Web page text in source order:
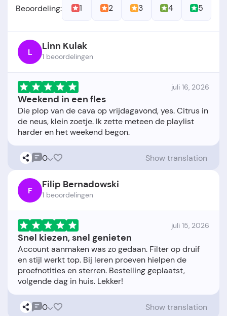
Beoordeling: 1 2 3 4 5
L Linn Kulak
1 beoordelingen
juli 16, 2026
Weekend in een fles
Die plop van de cava op vrijdagavond, yes. Citrus in
de neus, klein zoetje. Ik zette meteen de playlist
0 Show translation
F Filip Bernadowski
1 beoordelingen
juli 15, 2026
Snel kiezen, snel genieten
Account aanmaken was zo gedaan. Filter op druif
en stijl werkt top. Bij leren proeven hielpen de
proefnotities en sterren. Bestelling geplaatst,
0 Show translation